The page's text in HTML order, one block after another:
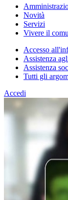
Novità
Servizi
Vivere il
Accesso
Assistenza
Assistenza
Tutti gli
Accedi